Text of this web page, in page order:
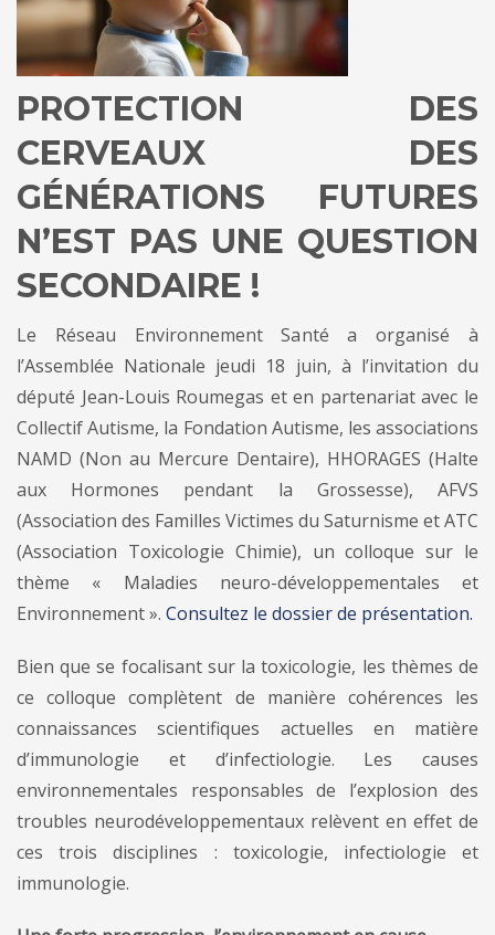
PROTECTION DES
CERVEAUX DES
GÉNÉRATIONS FUTURES
N’EST PAS UNE QUESTION
SECONDAIRE !
Le Réseau Environnement Santé a organisé à
l’Assemblée Nationale jeudi 18 juin, à l’invitation du
député Jean-Louis Roumegas et en partenariat avec le
Collectif Autisme, la Fondation Autisme, les associations
NAMD (Non au Mercure Dentaire), HHORAGES (Halte
aux Hormones pendant la Grossesse), AFVS
(Association des Familles Victimes du Saturnisme et ATC
(Association Toxicologie Chimie), un colloque sur le
thème « Maladies neuro-développementales et
Environnement ». Consultez le dossier de présentation.
Bien que se focalisant sur la toxicologie, les thèmes de
ce colloque complètent de manière cohérences les
connaissances scientifiques actuelles en matière
d’immunologie et d’infectiologie. Les causes
environnementales responsables de l’explosion des
troubles neurodéveloppementaux relèvent en effet de
ces trois disciplines : toxicologie, infectiologie et
immunologie.